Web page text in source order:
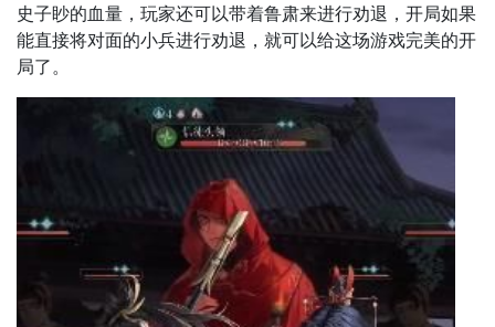
史子眇的血量，玩家还可以带着鲁肃来进行劝退，开局如果
能直接将对面的小兵进行劝退，就可以给这场游戏完美的开
局了。